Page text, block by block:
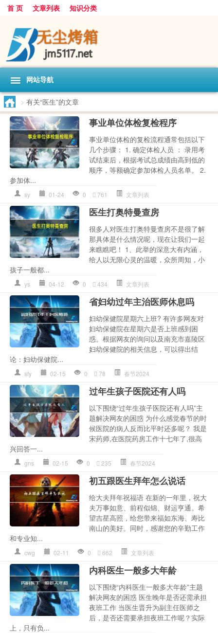
首 页 文章列表 知识分类
网站导航
> 有关“医生”的文章
事业单位体检复检程序
事业单位体检的复检流程通常包括以下
几个步骤： 1. 确定体检人员 ： 录用考
试结束后，根据考试总成绩由高到低的
顺序，等额确定参加体检人员名单。 2.
参加体...
sy 01-24 0 761 文章列表
医生打奥特曼查房
很多人对医生打奥特曼查房不是很了解
那具体是什么情况呢，现在让我们一起
来瞧瞧吧！ 1、此举的深意大有内涵，
给人以无限心灵的温暖，众所周知，小
孩子一般都...
ys 04-12 0 434 文章列表
省妇幼过年主治医师休息吗
妇幼保健院星期六上班? 有许多网友对
妇幼保健院在星期六是否上班感到困
惑。根据网友的询问以及南充市嘉陵区
妇幼保健院的相关信息，可以得出结
论：妇幼保健院...
sfy 02-15 0 78 春节2024
过年生孩子医院还有人吗
以下围绕“过年生孩子医院还有人吗”主
题解决网友的困惑 为什么感觉春节的时
候医院的病人反而比平时还多呢？ 我是
宋药师,在医院药房工作十七年了,很高
兴回答一...
gns 02-15 0 235 春节2024
初五跟医生拜年怎么说话
给大夫拜年祝福语 在新的一年里，祝大
夫万事如意、前程似锦、财运亨通。希
望吉星高照，给您带来福如东海、寿比
南山的美好。同时，感谢您的辛勤工作
和专业知...
cwg 02-11 0 662 文章列表
内科医生一般多大年龄
以下围绕“内科医生一般多大年龄”主题
解决网友的困惑 医生晚年是否还需承担
夜班工作 当医生晋升为副主任医师之
后，是否还需要承担夜班工作呢？实际
上，只有负...